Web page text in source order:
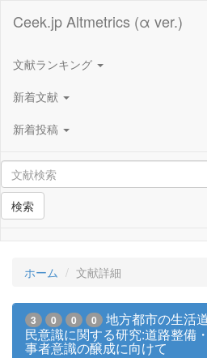
Ceek.jp Altmetrics (α ver.)
文献ランキング
新着文献
新着投稿
検索
ホーム 文献詳細
3 0 0 0
地方都市の生活
民意識に関する研究:道路整備
事者意識の醸成に向けて